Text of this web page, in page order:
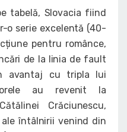
tabelă, Slovacia fiind
o serie excelentă (40-
pentru românce,
de la linia de fault
avantaj cu tripla lui
au revenit la
Crăciunescu,
întâlnirii venind din